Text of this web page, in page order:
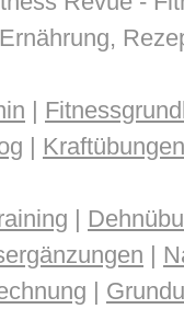
|
|
|
|
|